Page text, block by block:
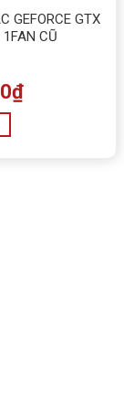
là giải pháp
cấp máy
Đây là
– sinh viên
DDR5
nặng,
xử lý đồ
nhắc cho
GEFORCE GTX
CŨ
₫